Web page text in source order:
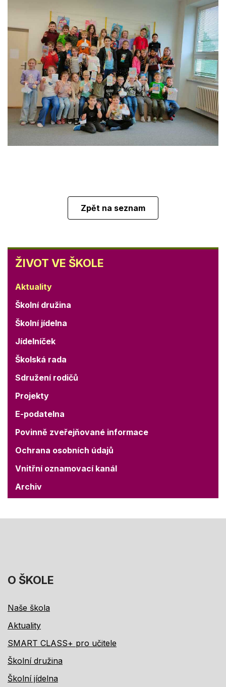
ŽIVOT
VE
ŠKOLE
ŽIVOT VE ŠKOLE
Aktuality
Školní družina
Školní jídelna
Jídelníček
Školská rada
Sdružení rodičů
Projekty
E-podatelna
Povinně zveřejňované informace
Ochrana osobních údajů
Vnitřní oznamovací kanál
Archiv
Zpět na seznam
O ŠKOLE
Naše škola
Aktuality
SMART CLASS+ pro učitele
Školní družina
Školní jídelna